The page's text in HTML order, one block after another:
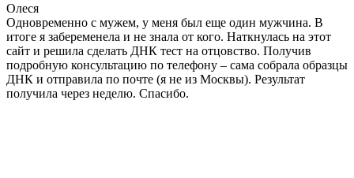
Олеся
Одновременно с мужем, у меня был еще один мужчина. В
итоге я забеременела и не знала от кого. Наткнулась на этот
сайт и решила сделать ДНК тест на отцовство. Получив
подробную консультацию по телефону – сама собрала образцы
ДНК и отправила по почте (я не из Москвы). Результат
получила через неделю. Спасибо.